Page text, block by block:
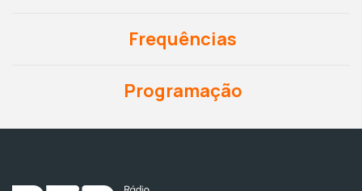
Frequências
Programação